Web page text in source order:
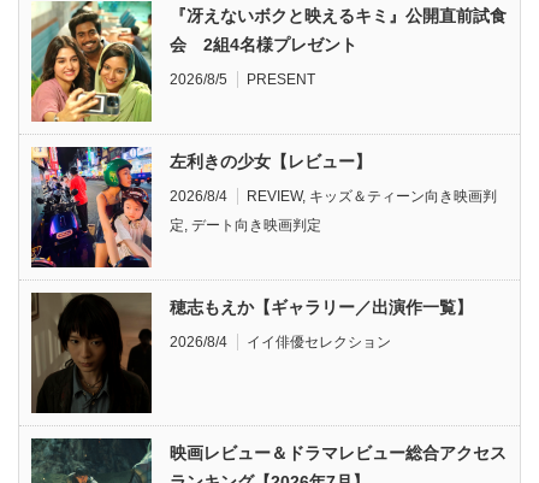
『冴えないボクと映えるキミ』公開直前試食
会 2組4名様プレゼント
2026/8/5 PRESENT
左利きの少女【レビュー】
2026/8/4 REVIEW, キッズ＆ティーン向き映画判
定, デート向き映画判定
穂志もえか【ギャラリー／出演作一覧】
2026/8/4 イイ俳優セレクション
映画レビュー＆ドラマレビュー総合アクセス